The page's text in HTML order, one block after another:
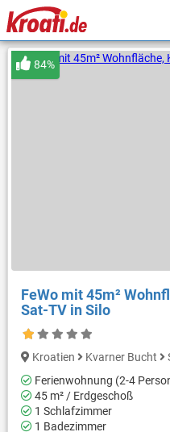
FeWo mit 45m²
Sat-TV in Silo
84%
Kroatien Kvarner Bucht
Ferienwohnung (2-4
45 m² / Erdgeschoß
1 Schlafzimmer
1 Badezimmer